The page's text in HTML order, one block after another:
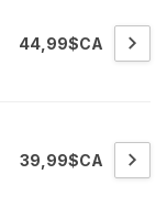
44,99$CA
39,99$CA